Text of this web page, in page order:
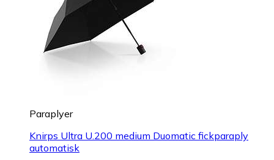
Paraplyer
Knirps Ultra U.200 medium Duomatic fickparaply
automatisk